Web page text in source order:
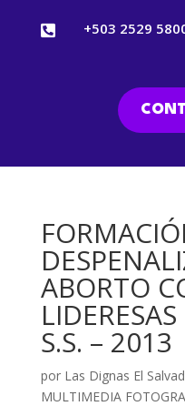
 +503 2529
ABORTO
S.S. – 2013
por Las Dignas El
MULTIMEDIA